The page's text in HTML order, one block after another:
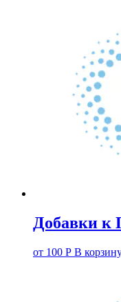
Добавки к
от 100 Р В